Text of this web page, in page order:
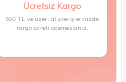
Ücretsiz Kargo
500 TL ve üzeri alışverişlerinizde
kargo ücreti ödemezsiniz.